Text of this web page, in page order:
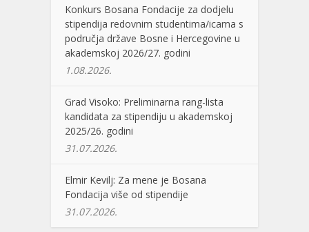
Konkurs Bosana Fondacije za dodjelu
stipendija redovnim studentima/icama s
područja države Bosne i Hercegovine u
akademskoj 2026/27. godini
1.08.2026.
Grad Visoko: Preliminarna rang-lista
kandidata za stipendiju u akademskoj
2025/26. godini
31.07.2026.
Elmir Kevilj: Za mene je Bosana
Fondacija više od stipendije
31.07.2026.